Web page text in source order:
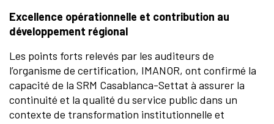
Excellence opérationnelle et contribution au
développement régional
Les points forts relevés par les auditeurs de
l’organisme de certification, IMANOR, ont confirmé la
capacité de la SRM Casablanca-Settat à assurer la
continuité et la qualité du service public dans un
contexte de transformation institutionnelle et